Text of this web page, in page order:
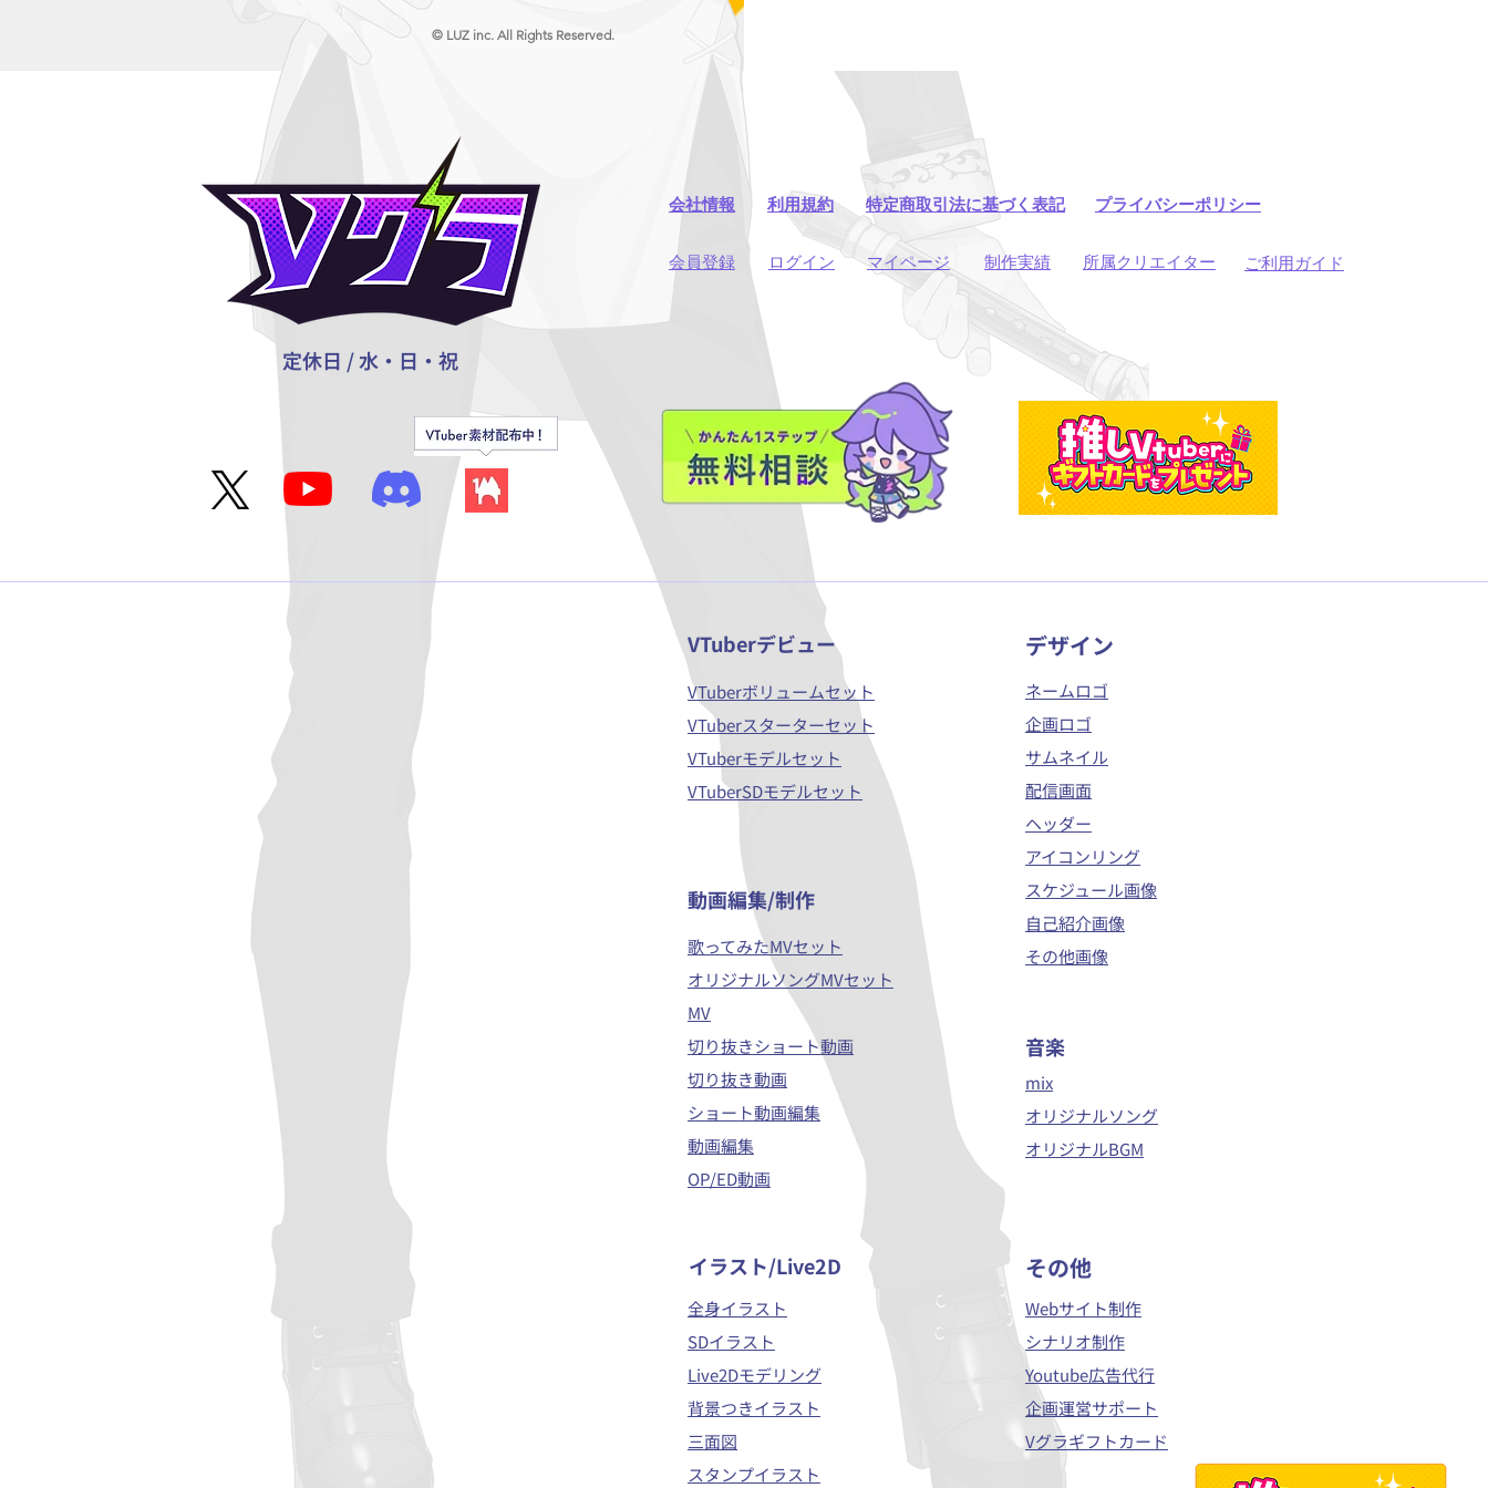
© LUZ inc. All Rights Reserved.
会社情報 利用規約 プライバシーポリシー
​特定商取引法に基づく表記
​会員登録 ​ログイン マイページ 制作実績 所属クリエイター ご利用ガイド
定休日 / 水・日・祝
VTuberデビュー
VTuberボリュームセット
VTuberスターターセット
VTuberモデルセット
VTuberSDモデルセット
​動画編集/制作
歌ってみたMVセット
オリジナルソングMVセット
MV
切り抜きショート動画
切り抜き動画
ショート動画編集
動画編集
OP/ED動画
​デザイン
ネームロゴ
企画ロゴ
サムネイル
配信画面
ヘッダー
アイコンリング
スケジュール画像
自己紹介画像
その他画像
音楽
mix
オリジナルソング
オリジナルBGM
イラスト/Live2D
全身イラスト
SDイラスト
Live2Dモデリング
背景つきイラスト
三面図
スタンプイラスト
​その他
Webサイト制作
シナリオ制作
Youtube広告代行
企画運営サポート
Vグラギフトカード